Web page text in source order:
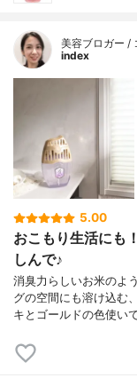
美容ブロガー /
index
5.00
おこもり生活にも
しんで♪
消臭力らしいお米のよ
グの空間にも溶け込む
キとゴールドの色使い